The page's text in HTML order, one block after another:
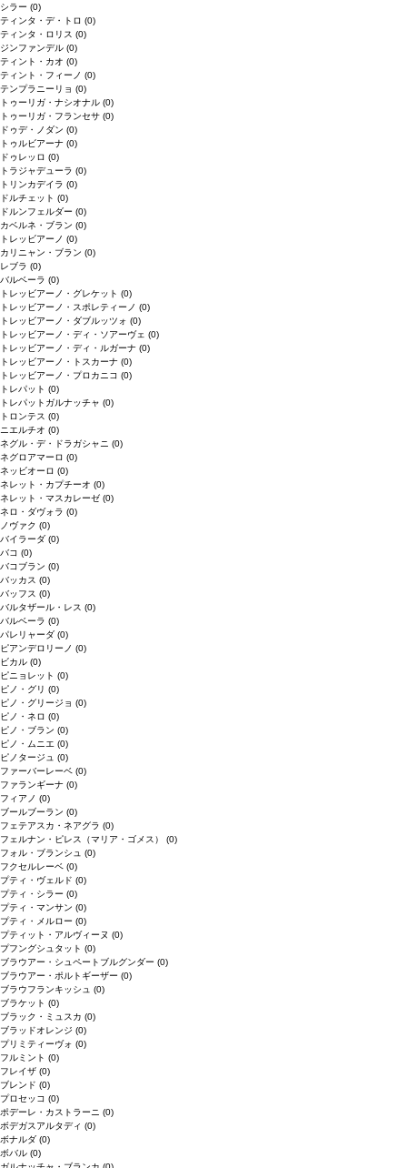
シラー (0)
ティンタ・デ・トロ (0)
ティンタ・ロリス (0)
ジンファンデル (0)
ティント・カオ (0)
ティント・フィーノ (0)
テンプラニーリョ (0)
トゥーリガ・ナシオナル (0)
トゥーリガ・フランセサ (0)
ドゥデ・ノダン (0)
トゥルビアーナ (0)
ドゥレッロ (0)
トラジャデューラ (0)
トリンカデイラ (0)
ドルチェット (0)
ドルンフェルダー (0)
カベルネ・ブラン (0)
トレッビアーノ (0)
カリニャン・ブラン (0)
レブラ (0)
バルベーラ (0)
トレッビアーノ・グレケット (0)
トレッビアーノ・スポレティーノ (0)
トレッビアーノ・ダブルッツォ (0)
トレッビアーノ・ディ・ソアーヴェ (0)
トレッビアーノ・ディ・ルガーナ (0)
トレッビアーノ・トスカーナ (0)
トレッビアーノ・プロカニコ (0)
トレパット (0)
トレパットガルナッチャ (0)
トロンテス (0)
ニエルチオ (0)
ネグル・デ・ドラガシャニ (0)
ネグロアマーロ (0)
ネッビオーロ (0)
ネレット・カプチーオ (0)
ネレット・マスカレーゼ (0)
ネロ・ダヴォラ (0)
ノヴァク (0)
バイラーダ (0)
バコ (0)
バコブラン (0)
バッカス (0)
バッフス (0)
バルタザール・レス (0)
バルベーラ (0)
パレリャーダ (0)
ピアンデロリーノ (0)
ビカル (0)
ピニョレット (0)
ピノ・グリ (0)
ピノ・グリージョ (0)
ピノ・ネロ (0)
ピノ・ブラン (0)
ピノ・ムニエ (0)
ピノタージュ (0)
ファーバーレーベ (0)
ファランギーナ (0)
フィアノ (0)
ブールブーラン (0)
フェテアスカ・ネアグラ (0)
フェルナン・ピレス（マリア・ゴメス） (0)
フォル・ブランシュ (0)
フクセルレーベ (0)
プティ・ヴェルド (0)
プティ・シラー (0)
プティ・マンサン (0)
プティ・メルロー (0)
プティット・アルヴィーヌ (0)
プフングシュタット (0)
ブラウアー・シュペートブルグンダー (0)
ブラウアー・ポルトギーザー (0)
ブラウフランキッシュ (0)
ブラケット (0)
ブラック・ミュスカ (0)
ブラッドオレンジ (0)
プリミティーヴォ (0)
フルミント (0)
フレイザ (0)
ブレンド (0)
プロセッコ (0)
ポデーレ・カストラーニ (0)
ボデガスアルタディ (0)
ボナルダ (0)
ボバル (0)